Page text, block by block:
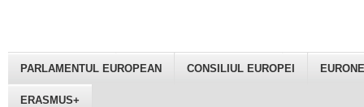
PARLAMENTUL EUROPEAN CONSILIUL EUROPEI
ERASMUS+